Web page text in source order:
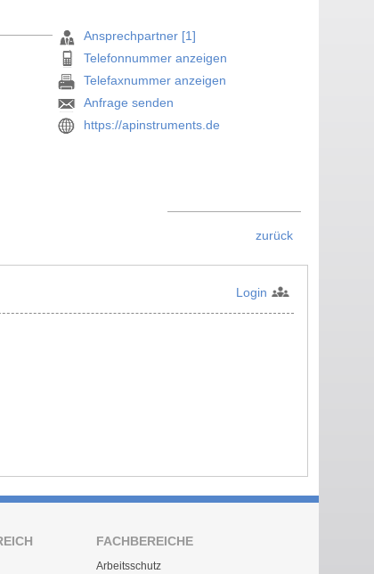
Ansprechpartner [1]
Telefonnummer anzeigen
Telefaxnummer anzeigen
Anfrage senden
https://apinstruments.de
zurück
Login
FACHBEREICHE
Arbeitsschutz